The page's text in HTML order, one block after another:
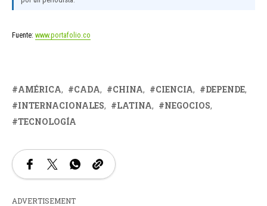
Fuente: www.portafolio.co
AMÉRICA CADA CHINA CIENCIA
DEPENDE
INTERNACIONALES
LATINA
NEGOCIOS
TECNOLOGÍA
ADVERTISEMENT